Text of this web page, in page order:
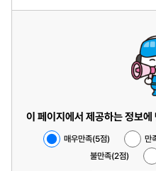
이 페이지에서 제공하는 정보
매우만족(5점) 만
불만족(2점)